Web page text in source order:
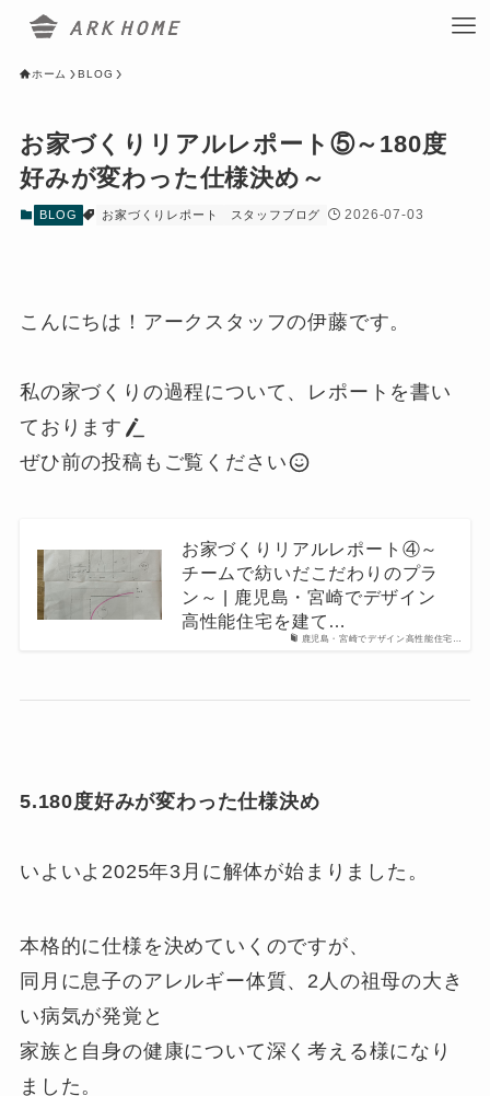
ホーム BLOG
お家づくりリアルレポート⑤～180度
好みが変わった仕様決め～
BLOG お家づくりレポート スタッフブログ 2026-07-03
こんにちは！アークスタッフの伊藤です。
私の家づくりの過程について、レポートを書い
ております
ぜひ前の投稿もご覧ください
鹿児島・宮崎でデザイン高性能住宅…
お家づくりリアルレポート④～
チームで紡いだこだわりのプラ
ン～ | 鹿児島・宮崎でデザイン
高性能住宅を建て…
5.180度好みが変わった仕様決め
いよいよ2025年3月に解体が始まりました。
本格的に仕様を決めていくのですが、
同月に息子のアレルギー体質、2人の祖母の大き
い病気が発覚と
家族と自身の健康について深く考える様になり
ました。